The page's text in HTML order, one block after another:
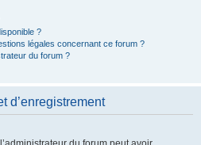
?
légales concernant ce forum ?
du forum ?
d’enregistrement